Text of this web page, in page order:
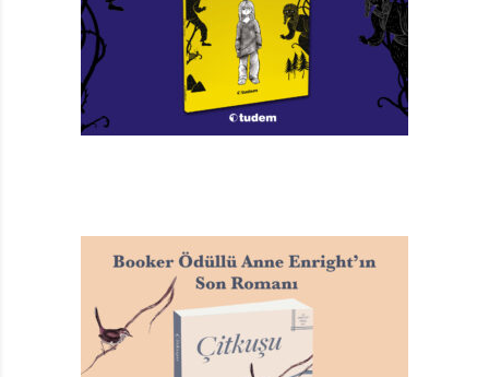
Bizim Çete
Francesca Simon
Resimleyen: Emily Bolam